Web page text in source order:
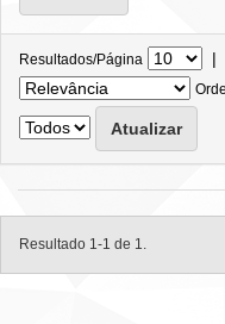
Resultados/Página |
Resultado 1-1 de 1.